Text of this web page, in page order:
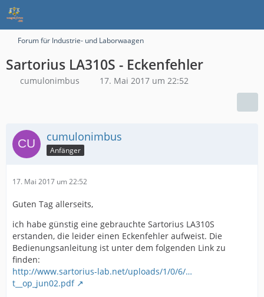
Forum für Industrie- und Laborwaagen
Sartorius LA310S - Eckenfehler
cumulonimbus 17. Mai 2017 um 22:52
cumulonimbus
Anfänger
17. Mai 2017 um 22:52
Guten Tag allerseits,
ich habe günstig eine gebrauchte Sartorius LA310S
erstanden, die leider einen Eckenfehler aufweist. Die
Bedienungsanleitung ist unter dem folgenden Link zu
finden:
http://www.sartorius-lab.net/uploads/1/0/6/…
t__op_jun02.pdf